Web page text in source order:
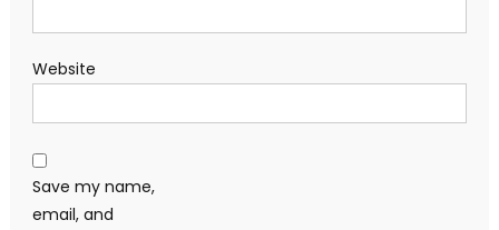
Website
Save my name,
email, and